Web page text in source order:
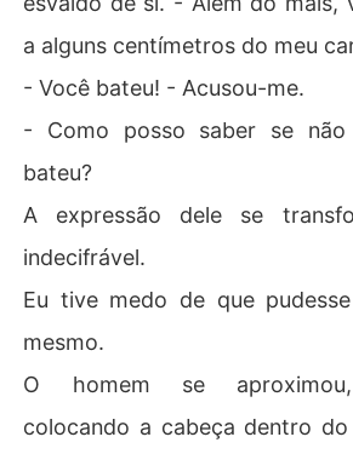
a alguns centímetros do meu
- Você bateu! - Acusou-me.
- Como posso saber se
bateu?
A expressão dele se
indecifrável.
Eu tive medo de que
mesmo.
O homem se aproximou,
colocando a cabeça dentro